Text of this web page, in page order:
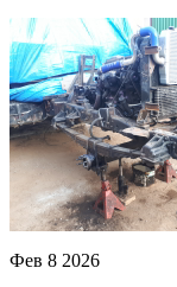
Фев 8 2026